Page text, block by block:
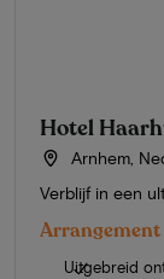
Hotel
Arnhem,
Verblijf in een
Arrangement
Uitgebreid